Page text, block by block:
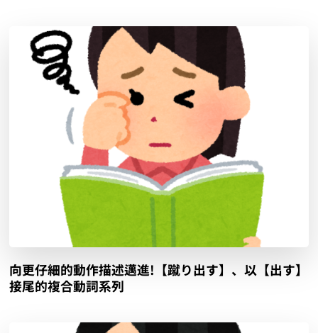
向更仔細的動作描述邁進!【蹴り出す】、以【出す】
接尾的複合動詞系列